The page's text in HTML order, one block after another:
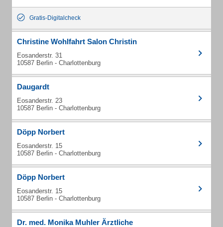
Gratis-Digitalcheck
Christine Wohlfahrt Salon Christin
Eosanderstr. 31
10587 Berlin - Charlottenburg
Daugardt
Eosanderstr. 23
10587 Berlin - Charlottenburg
Döpp Norbert
Eosanderstr. 15
10587 Berlin - Charlottenburg
Döpp Norbert
Eosanderstr. 15
10587 Berlin - Charlottenburg
Dr. med. Monika Muhler Ärztliche